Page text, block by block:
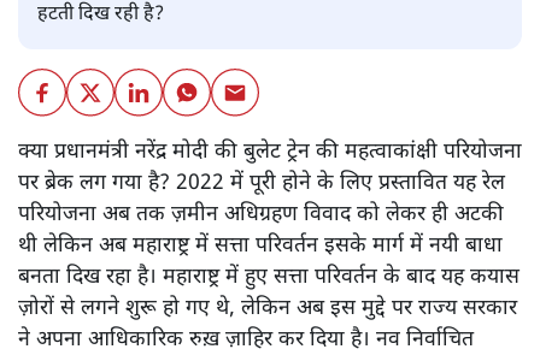
हटती दिख रही है?
क्या प्रधानमंत्री नरेंद्र मोदी की बुलेट ट्रेन की महत्वाकांक्षी परियोजना
पर ब्रेक लग गया है? 2022 में पूरी होने के लिए प्रस्तावित यह रेल
परियोजना अब तक ज़मीन अधिग्रहण विवाद को लेकर ही अटकी
थी लेकिन अब महाराष्ट्र में सत्ता परिवर्तन इसके मार्ग में नयी बाधा
बनता दिख रहा है। महाराष्ट्र में हुए सत्ता परिवर्तन के बाद यह कयास
ज़ोरों से लगने शुरू हो गए थे, लेकिन अब इस मुद्दे पर राज्य सरकार
ने अपना आधिकारिक रुख़ ज़ाहिर कर दिया है। नव निर्वाचित